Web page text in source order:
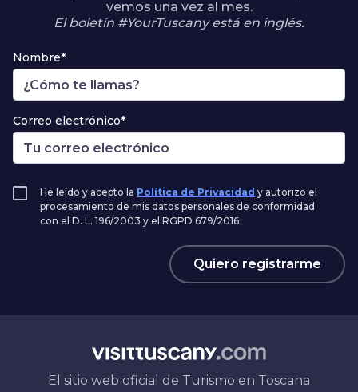
vemos una vez al mes.
El boletín #YourTuscany está en inglés.
Nombre*
Correo electrónico*
He leído y acepto la Política de Privacidad y autorizo el
procesamiento de mis datos personales de conformidad
con el D. L. 196/2003 y el RGPD 679/2016
Quiero registrarme
El sitio web oficial de Turismo en Toscana